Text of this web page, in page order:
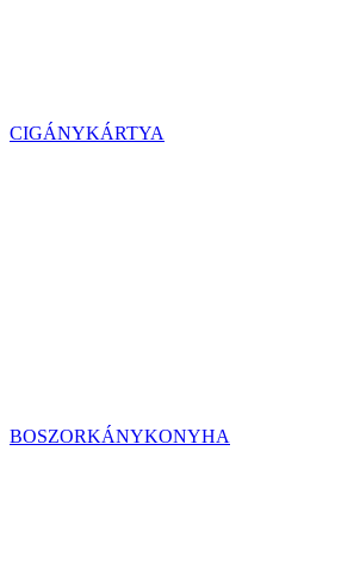
CIGÁNYKÁRTYA
BOSZORKÁNYKONYHA